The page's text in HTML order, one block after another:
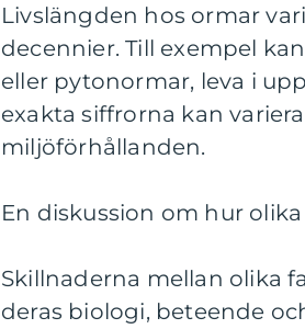
Livslängden hos ormar
decennier. Till exempel
eller pytonormar, leva i
exakta siffrorna kan
miljöförhållanden.
En diskussion om hur
Skillnaderna mellan olika
deras biologi, beteende